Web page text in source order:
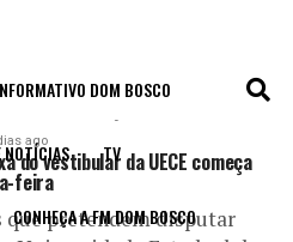
DOM BOSCO
NOTÍCIAS TV
CONHEÇA A FM DOM BOSCO
"isenção"
ago
do vestibular da UECE começa
feira
que pretendem disputar